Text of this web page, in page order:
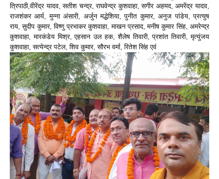
त्रिपाठी,वीरेंद्र यादव, सतीश चन्द्र, राघवेन्द्र कुशवाहा, सगीर अहमद, अमरेंद्र यादव,
राजशंकर आर्य, मुन्ना अंसारी, अर्जुन मद्धेशिया, पुनीत कुमार, अनुज पांडेय, प्रत्युष
राय, सुदीप कुमार, विष्णु प्रभाकर कुशवाहा, माखन प्रसाद, मनीष कुमार सिंह, अमरेन्द्र
कुशवाहा, मारकंडेय मिश्र, एहसान उल हक, शैलेष तिवारी, प्रशांत तिवारी, मृत्युंजय
कुशवाहा, सत्येन्द्र पटेल, शिव कुमार, सौरभ वर्मा, रितेश सिंह एवं